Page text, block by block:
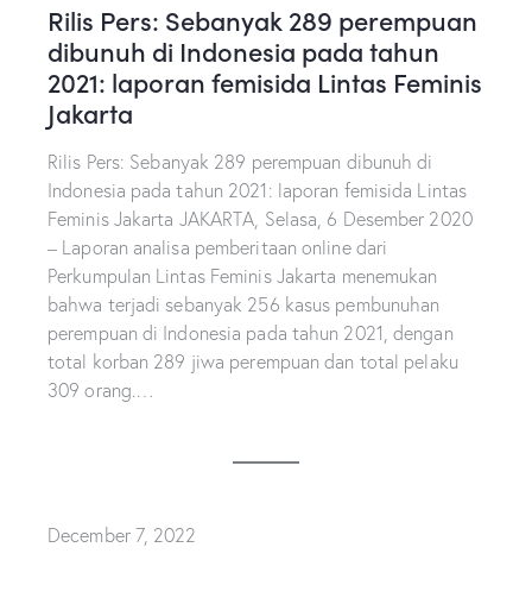
Rilis Pers: Sebanyak 289 perempuan
dibunuh di Indonesia pada tahun
2021: laporan femisida Lintas Feminis
Jakarta
Rilis Pers: Sebanyak 289 perempuan dibunuh di
Indonesia pada tahun 2021: laporan femisida Lintas
Feminis Jakarta JAKARTA, Selasa, 6 Desember 2020
– Laporan analisa pemberitaan online dari
Perkumpulan Lintas Feminis Jakarta menemukan
bahwa terjadi sebanyak 256 kasus pembunuhan
perempuan di Indonesia pada tahun 2021, dengan
total korban 289 jiwa perempuan dan total pelaku
309 orang.…
December 7, 2022